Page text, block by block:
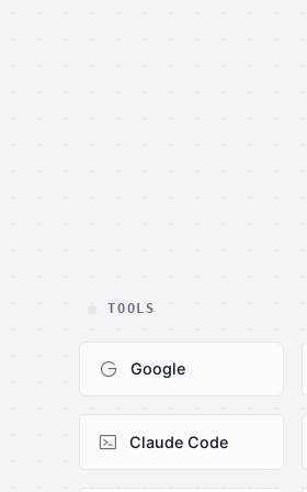
TOOLS
Google
Claude Code